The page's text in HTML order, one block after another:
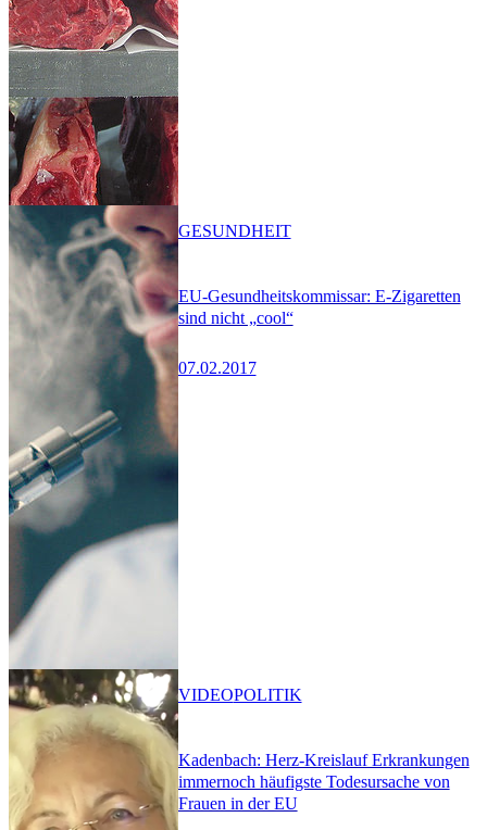
EU-Gesundheitskommissar: E-Zigaretten
sind nicht „cool“
07.02.2017
GESUNDHEIT
Kadenbach: Herz-Kreislauf Erkrankungen
immernoch häufigste Todesursache von
Frauen in der EU
VIDEOPOLITIK